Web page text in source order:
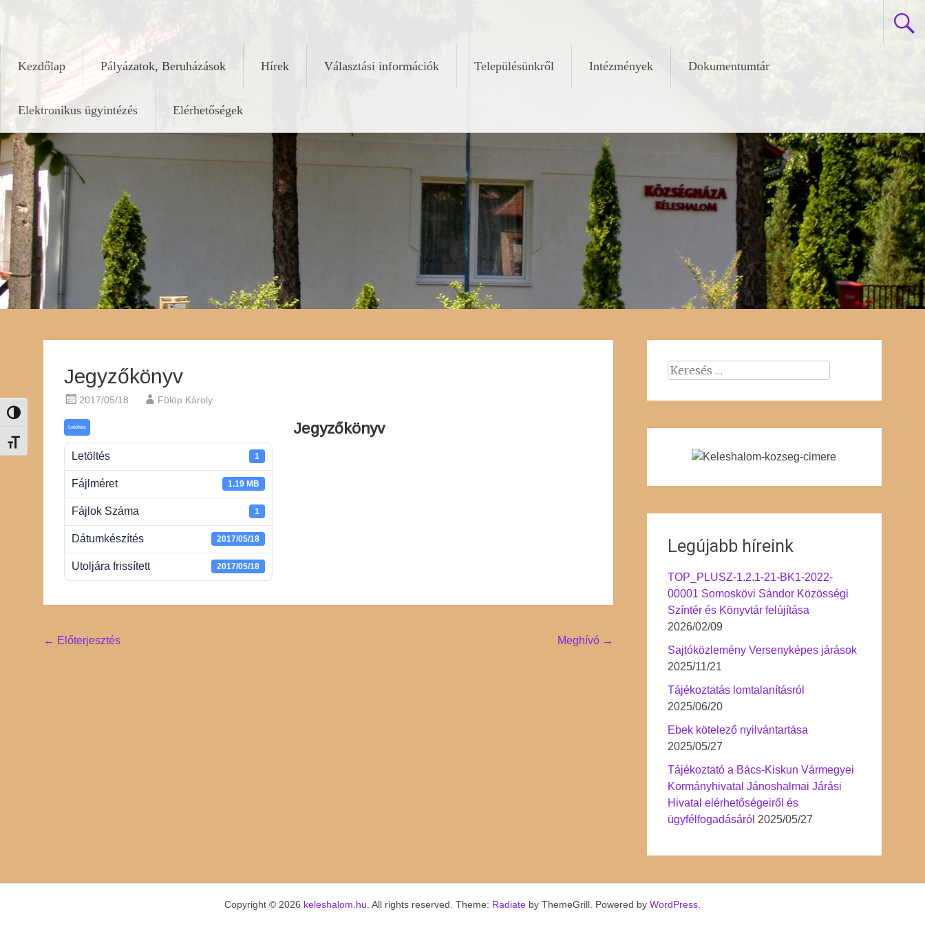
Nagy kontraszt váltása
Betűméret váltása
Kezdőlap Pályázatok, Beruházások Hírek Választási információk Településünkről Intézmények Dokumentumtár
Elektronikus ügyintézés Elérhetőségek
Jegyzőkönyv
2017/05/18 Fülöp Károly
Letöltés
Letöltés 1
Fájlméret 1.19 MB
Fájlok Száma 1
Dátumkészítés 2017/05/18
Utoljára frissített 2017/05/18
Jegyzőkönyv
Post
← Előterjesztés Meghívó →
Keresés:
Legújabb híreink
TOP_PLUSZ-1.2.1-21-BK1-2022-
00001 Somoskövi Sándor Közösségi
Színtér és Könyvtár felújítása
2026/02/09
Sajtóközlemény Versenyképes járások
2025/11/21
Tájékoztatás lomtalanításról
2025/06/20
Ebek kötelező nyilvántartása
2025/05/27
Tájékoztató a Bács-Kiskun Vármegyei
Kormányhivatal Jánoshalmai Járási
Hivatal elérhetőségeiről és
ügyfélfogadásáról 2025/05/27
Copyright © 2026 keleshalom.hu . All rights reserved. Theme: Radiate by ThemeGrill. Powered by WordPress